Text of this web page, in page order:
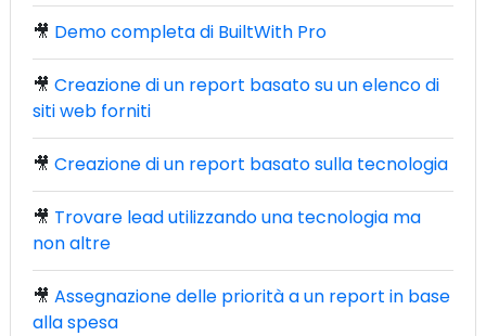
🎥 Demo completa di BuiltWith Pro
🎥 Creazione di un report basato su un elenco di
siti web forniti
🎥 Creazione di un report basato sulla tecnologia
🎥 Trovare lead utilizzando una tecnologia ma
non altre
🎥 Assegnazione delle priorità a un report in base
alla spesa